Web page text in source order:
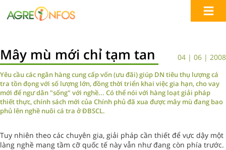
Mây mù mới chỉ tạm tan 04 | 06 | 2008
Yêu cầu các ngân hàng cung cấp vốn (ưu đãi) giúp DN tiêu thụ lượng cá
tra tồn đọng với số lượng lớn, đồng thời triển khai việc gia hạn, cho vay
mới để ngư dân "sống" với nghề... Có thể nói với hàng loạt giải pháp
thiết thực, chính sách mới của Chính phủ đã xua được mây mù đang bao
phủ lên nghề nuôi cá tra ở ĐBSCL.
Tuy nhiên theo các chuyên gia, giải pháp cần thiết để vực dậy một
làng nghề mang tầm cỡ quốc tế này vẫn như đang còn phía trước.